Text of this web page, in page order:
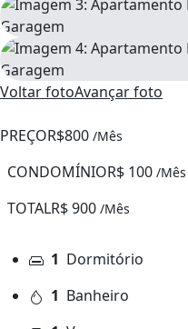
Voltar fotoAvançar foto
PREÇOR$800 /Mês
CONDOMÍNIOR$ 100 /Mês
TOTALR$ 900 /Mês
1 Dormitório
1 Banheiro